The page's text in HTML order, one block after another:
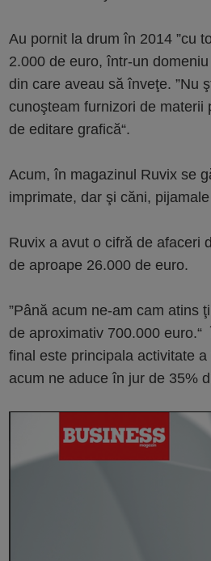
Au pornit la drum în 2014 ”cu
2.000 de euro, într-un
din care aveau să înveţe. ”Nu
cunoşteam furnizori de
de editare grafică“.
Acum, în magazinul Ruvix se
imprimate, dar şi căni,
Ruvix a avut o cifră de afaceri
de aproape 26.000 de euro.
”Până acum ne-am cam atins
de aproximativ 700.000
final este principala activitate
acum ne aduce în jur de 35%